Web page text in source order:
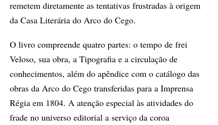
remetem diretamente as tentativas frustradas à origem
da Casa Literária do Arco do Cego.
O livro compreende quatro partes: o tempo de frei
Veloso, sua obra, a Tipografia e a circulação de
conhecimentos, além do apêndice com o catálogo das
obras da Arco do Cego transferidas para a Imprensa
Régia em 1804. A atenção especial às atividades do
frade no universo editorial a serviço da coroa